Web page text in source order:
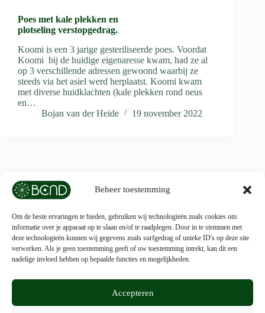
Beheer toestemming
Om de beste ervaringen te bieden, gebruiken wij technologieën zoals cookies om
informatie over je apparaat op te slaan en/of te raadplegen. Door in te stemmen met
deze technologieën kunnen wij gegevens zoals surfgedrag of unieke ID's op deze site
verwerken. Als je geen toestemming geeft of uw toestemming intrekt, kan dit een
nadelige invloed hebben op bepaalde functies en mogelijkheden.
Accepteren
Poes met kale plekken en
plotseling verstopgedrag.
Koomi is een 3 jarige gesteriliseerde poes. Voordat
Koomi bij de huidige eigenaresse kwam, had ze al
op 3 verschillende adressen gewoond waarbij ze
steeds via het asiel werd herplaatst. Koomi kwam
met diverse huidklachten (kale plekken rond neus
en…
Bojan van der Heide
19 november 2022